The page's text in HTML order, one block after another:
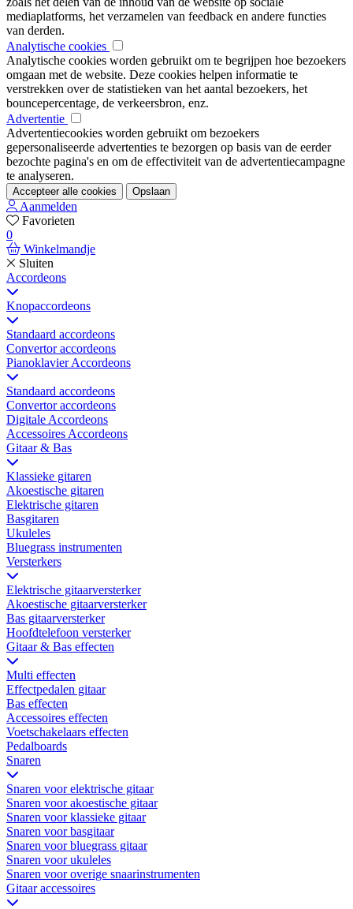
mediaplatforms, het verzamelen van feedback en andere functies
van derden.
Analytische cookies
Analytische cookies worden gebruikt om te begrijpen hoe bezoekers
omgaan met de website. Deze cookies helpen informatie te
verstrekken over de statistieken van het aantal bezoekers, het
bouncepercentage, de verkeersbron, enz.
Advertentie
Advertentiecookies worden gebruikt om bezoekers
gepersonaliseerde advertenties te bezorgen op basis van de eerder
bezochte pagina's en om de effectiviteit van de advertentiecampagne
te analyseren.
Accepteer alle cookies Opslaan
Aanmelden
Favorieten
0
Winkelmandje
Sluiten
Accordeons
Knopaccordeons
Standaard accordeons
Convertor accordeons
Pianoklavier Accordeons
Standaard accordeons
Convertor accordeons
Digitale Accordeons
Accessoires Accordeons
Gitaar & Bas
Klassieke gitaren
Akoestische gitaren
Elektrische gitaren
Basgitaren
Ukuleles
Bluegrass instrumenten
Versterkers
Elektrische gitaarversterker
Akoestische gitaarversterker
Bas gitaarversterker
Hoofdtelefoon versterker
Gitaar & Bas effecten
Multi effecten
Effectpedalen gitaar
Bas effecten
Accessoires effecten
Voetschakelaars effecten
Pedalboards
Snaren
Snaren voor elektrische gitaar
Snaren voor akoestische gitaar
Snaren voor klassieke gitaar
Snaren voor basgitaar
Snaren voor bluegrass gitaar
Snaren voor ukuleles
Snaren voor overige snaarinstrumenten
Gitaar accessoires